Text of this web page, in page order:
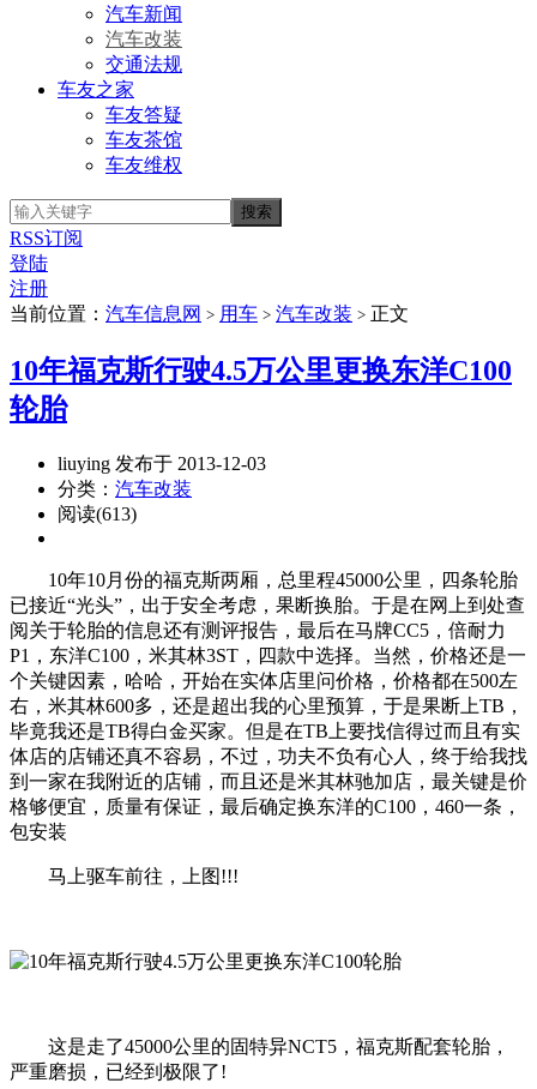
汽车新闻
汽车改装
交通法规
车友之家
车友答疑
车友茶馆
车友维权
RSS订阅
登陆
注册
当前位置： 汽车信息网 > 用车 > 汽车改装 > 正文
10年福克斯行驶4.5万公里更换东洋C100
轮胎
liuying 发布于 2013-12-03
分类： 汽车改装
阅读(613)
10年10月份的福克斯两厢，总里程45000公里，四条轮胎
已接近“光头”，出于安全考虑，果断换胎。于是在网上到处查
阅关于轮胎的信息还有测评报告，最后在马牌CC5，倍耐力
P1，东洋C100，米其林3ST，四款中选择。当然，价格还是一
个关键因素，哈哈，开始在实体店里问价格，价格都在500左
右，米其林600多，还是超出我的心里预算，于是果断上TB，
毕竟我还是TB得白金买家。但是在TB上要找信得过而且有实
体店的店铺还真不容易，不过，功夫不负有心人，终于给我找
到一家在我附近的店铺，而且还是米其林驰加店，最关键是价
格够便宜，质量有保证，最后确定换东洋的C100，460一条，
包安装
马上驱车前往，上图!!!
这是走了45000公里的固特异NCT5，福克斯配套轮胎，
严重磨损，已经到极限了!